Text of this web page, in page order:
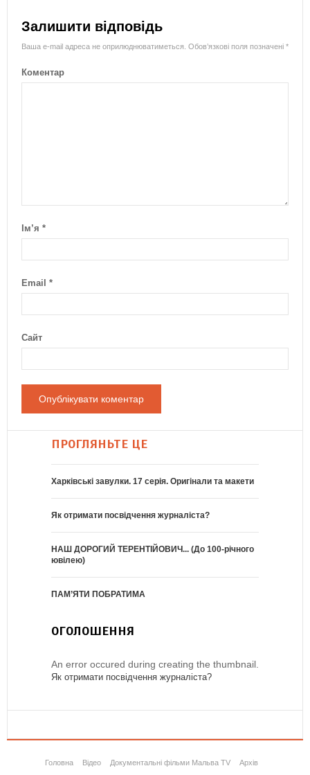
Залишити відповідь
Ваша e-mail адреса не оприлюднюватиметься. Обов’язкові поля позначені *
Коментар
Ім’я *
Email *
Сайт
ПРОГЛЯНЬТЕ ЦЕ
Харківські завулки. 17 серія. Оригінали та макети
Як отримати посвідчення журналіста?
НАШ ДОРОГИЙ ТЕРЕНТІЙОВИЧ... (До 100-річного
ювілею)
ПАМ’ЯТИ ПОБРАТИМА
ОГОЛОШЕННЯ
An error occured during creating the thumbnail.
Як отримати посвідчення журналіста?
Головна Відео Документальні фільми Мальва TV Архів